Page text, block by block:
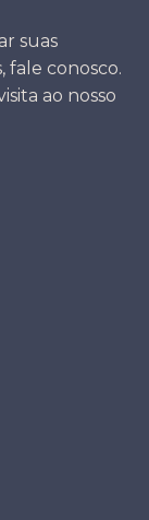
suas
fale conosco.
ao nosso